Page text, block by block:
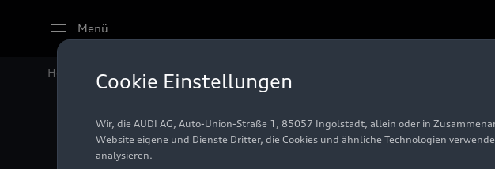
Menü
Home Audi Media Center Fotos
Audi TT Coupé
Cookie Einstellungen
Wir, die AUDI AG, Auto-Union-Straße 1, 85057 Ingolstadt, allein oder in
Website eigene und Dienste Dritter, die Cookies und ähnliche Technologien
analysieren.